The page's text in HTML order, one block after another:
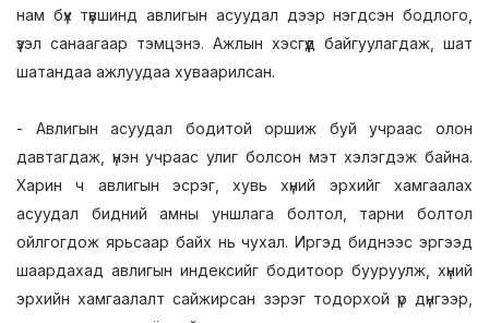
нам бүх түвшинд авлигын асуудал дээр нэгдсэн бодлого,
үзэл санаагаар тэмцэнэ. Ажлын хэсгүүд байгуулагдаж, шат
шатандаа ажлуудаа хуваарилсан.
- Авлигын асуудал бодитой оршиж буй учраас олон
давтагдаж, үнэн учраас улиг болсон мэт хэлэгдэж байна.
Харин ч авлигын эсрэг, хувь хүний эрхийг хамгаалах
асуудал бидний амны уншлага болтол, тарни болтол
ойлгогдож ярьсаар байх нь чухал. Иргэд биднээс эргээд
шаардахад авлигын индексийг бодитоор бууруулж, хүний
эрхийн хамгаалалт сайжирсан зэрэг тодорхой үр дүнгээр,